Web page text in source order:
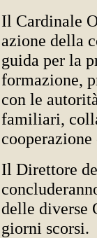
Il Cardinale
azione della
guida per la
formazione,
con le
familiari,
Il Direttore
delle diverse
giorni scorsi.